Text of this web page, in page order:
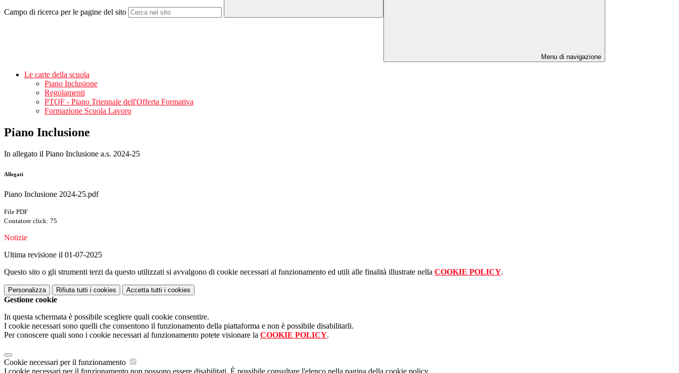
Campo di ricerca per le pagine del sito
Menu di navigazione
Le carte della scuola
Piano Inclusione
Regolamenti
PTOF - Piano Triennale dell'Offerta Formativa
Formazione Scuola Lavoro
Piano Inclusione
In allegato il Piano Inclusione a.s. 2024-25
Allegati
Piano Inclusione 2024-25.pdf
File PDF
Contatore click: 75
Notizie
Ultima revisione il 01-07-2025
Questo sito o gli strumenti terzi da questo utilizzati si avvalgono di cookie necessari al funzionamento ed utili alle finalità illustrate nella COOKIE POLICY.
Personalizza Rifiuta tutti i cookies Accetta tutti i cookies
Gestione cookie
In questa schermata è possibile scegliere quali cookie consentire.
I cookie necessari sono quelli che consentono il funzionamento della piattaforma e non è possibile disabilitarli.
Per conoscere quali sono i cookie necessari al funzionamento potete visionare la COOKIE POLICY.
Cookie necessari per il funzionamento
I cookie necessari per il funzionamento non possono essere disabilitati. È possibile consultare l'elenco nella pagina della cookie policy.